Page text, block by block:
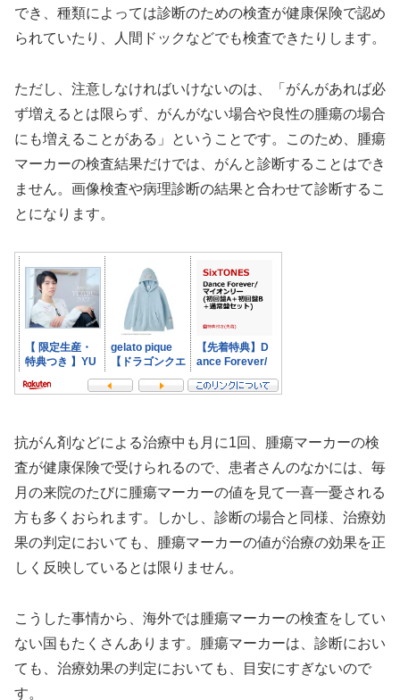
でき、種類によっては診断のための検査が健康保険で認め
られていたり、人間ドックなどでも検査できたりします。
ただし、注意しなければいけないのは、「がんがあれば必
ず増えるとは限らず、がんがない場合や良性の腫瘍の場合
にも増えることがある」ということです。このため、腫瘍
マーカーの検査結果だけでは、がんと診断することはでき
ません。画像検査や病理診断の結果と合わせて診断するこ
とになります。
抗がん剤などによる治療中も月に1回、腫瘍マーカーの検
査が健康保険で受けられるので、患者さんのなかには、毎
月の来院のたびに腫瘍マーカーの値を見て一喜一憂される
方も多くおられます。しかし、診断の場合と同様、治療効
果の判定においても、腫瘍マーカーの値が治療の効果を正
しく反映しているとは限りません。
こうした事情から、海外では腫瘍マーカーの検査をしてい
ない国もたくさんあります。腫瘍マーカーは、診断におい
ても、治療効果の判定においても、目安にすぎないので
す。